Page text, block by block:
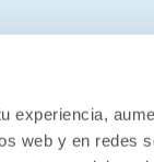
experiencia,
web y en redes